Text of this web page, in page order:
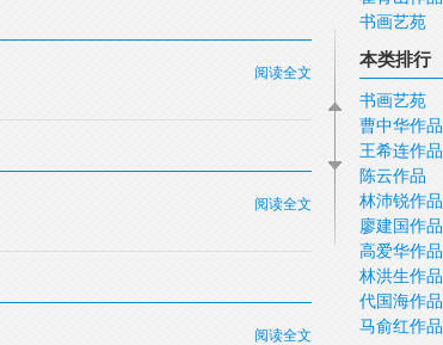
阅读全文
阅读全文
阅读全文
书画艺苑
本类排行
书画艺苑
曹中华作品
王希连作品
陈云作品
林沛锐作品
廖建国作品
高爱华作品
林洪生作品
代国海作品
马俞红作品